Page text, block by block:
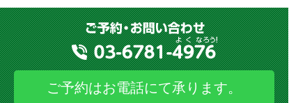
ご予約はお電話にて承ります。